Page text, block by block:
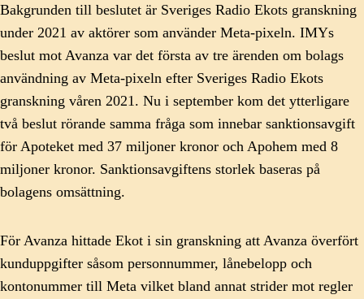
Bakgrunden till beslutet är Sveriges Radio Ekots granskning
under 2021 av aktörer som använder Meta-pixeln. IMYs
beslut mot Avanza var det första av tre ärenden om bolags
användning av Meta-pixeln efter Sveriges Radio Ekots
granskning våren 2021. Nu i september kom det ytterligare
två beslut rörande samma fråga som innebar sanktionsavgift
för Apoteket med 37 miljoner kronor och Apohem med 8
miljoner kronor. Sanktionsavgiftens storlek baseras på
bolagens omsättning.
För Avanza hittade Ekot i sin granskning att Avanza överfört
kunduppgifter såsom personnummer, lånebelopp och
kontonummer till Meta vilket bland annat strider mot regler